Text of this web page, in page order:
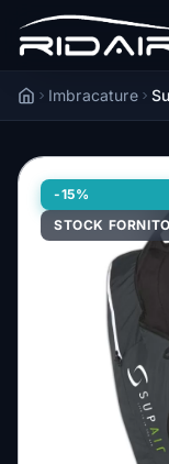
AccueilImbracature
-15%
STOCK